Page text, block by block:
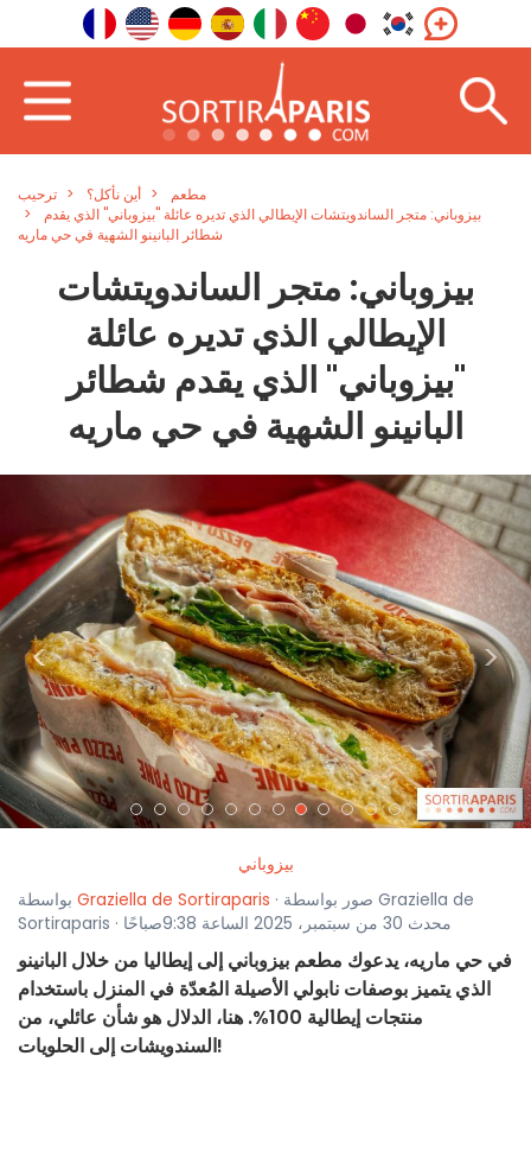
ترحيب أين نأكل؟
مطعم
بيزوباني: متجر الساندويتشات الإيطالي الذي تديره عائلة "بيزوباني" الذي يقدم
شطائر البانينو الشهية في حي ماريه
بيزوباني: متجر الساندويتشات
الإيطالي الذي تديره عائلة
"بيزوباني" الذي يقدم شطائر
البانينو الشهية في حي ماريه
< >
بيزوباني
Graziella de Sortiraparis · صور بواسطة Graziella de
Sortiraparis · محدث 30 من سبتمبر، 2025 الساعة 9:38صباحًا
في حي ماريه، يدعوك مطعم بيزوباني إلى إيطاليا من خلال البانينو
الذي يتميز بوصفات نابولي الأصيلة المُعدّة في المنزل باستخدام
منتجات إيطالية 100%. هنا، الدلال هو شأن عائلي، من
السندويشات إلى الحلويات!